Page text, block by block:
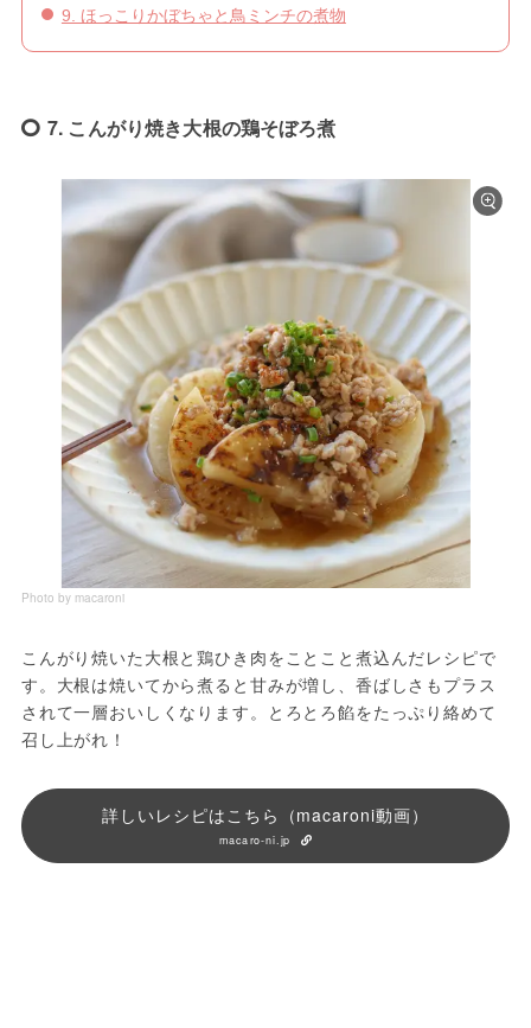
9. ほっこりかぼちゃと鳥ミンチの煮物
7. こんがり焼き大根の鶏そぼろ煮
Photo by macaroni
こんがり焼いた大根と鶏ひき肉をことこと煮込んだレシピで
す。大根は焼いてから煮ると甘みが増し、香ばしさもプラス
されて一層おいしくなります。とろとろ餡をたっぷり絡めて
召し上がれ！
詳しいレシピはこちら（macaroni動画）
macaro-ni.jp